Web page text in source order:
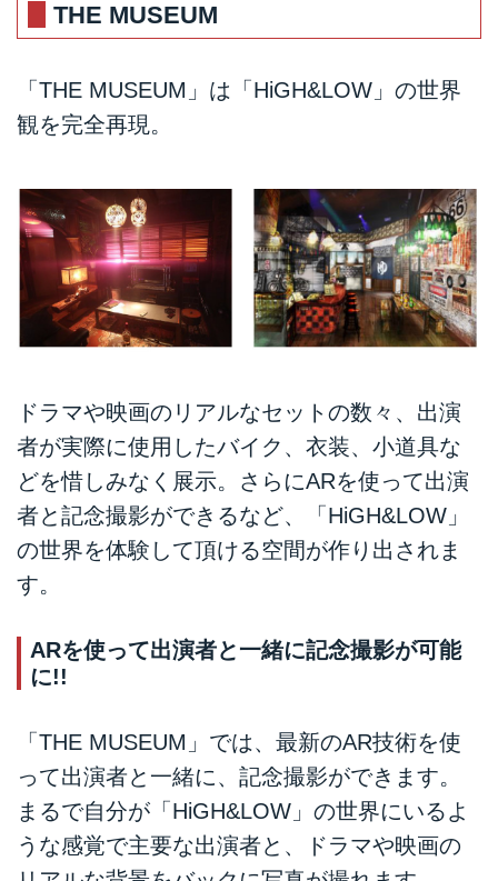
THE MUSEUM
「THE MUSEUM」は「HiGH&LOW」の世界
観を完全再現。
ドラマや映画のリアルなセットの数々、出演
者が実際に使用したバイク、衣装、小道具な
どを惜しみなく展示。さらにARを使って出演
者と記念撮影ができるなど、「HiGH&LOW」
の世界を体験して頂ける空間が作り出されま
す。
ARを使って出演者と一緒に記念撮影が可能
に!!
「THE MUSEUM」では、最新のAR技術を使
って出演者と一緒に、記念撮影ができます。
まるで自分が「HiGH&LOW」の世界にいるよ
うな感覚で主要な出演者と、ドラマや映画の